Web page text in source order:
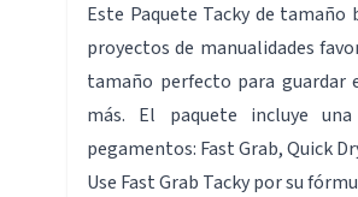
Este Paquete Tacky de
proyectos de manualidades
tamaño perfecto para guardar
más. El paquete incluye
pegamentos: Fast Grab, Quick
Use Fast Grab Tacky por su